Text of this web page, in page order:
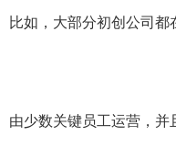
比如，大部分初创公司都
由少数关键员工运营，并